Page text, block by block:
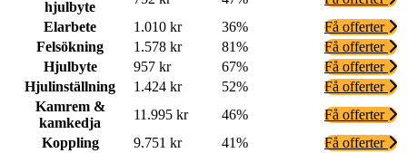
hjulbyte
Elarbete
1.010 kr 36%
Få offerter
Felsökning
1.578 kr 81%
Få offerter
Hjulbyte
957 kr 67%
Få offerter
Hjulinställning
1.424 kr 52%
Få offerter
Kamrem &
kamkedja
11.995 kr 46%
Få offerter
Koppling
9.751 kr 41%
Få offerter